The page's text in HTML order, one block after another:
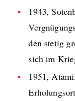
1943,
den stetig
sich im
1951,